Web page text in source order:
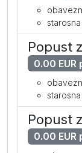
Popust
0.00 EUR
Popust
0.00 EUR